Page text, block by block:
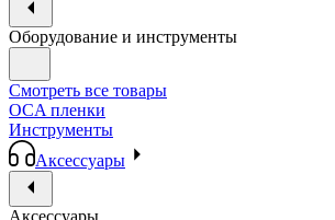
Оборудование и инструменты
Смотреть все товары
OCA пленки
Инструменты
Аксессуары
Аксессуары